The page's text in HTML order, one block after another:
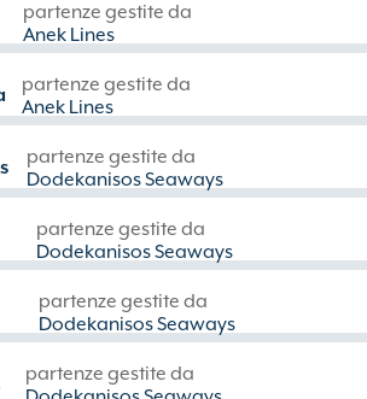
partenze gestite da
Anek Lines
partenze gestite da
Anek Lines
partenze gestite da
Dodekanisos Seaways
partenze gestite da
Dodekanisos Seaways
partenze gestite da
Dodekanisos Seaways
partenze gestite da